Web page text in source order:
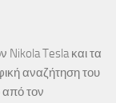
Nikola Tesla και τα
αναζήτηση του
από τον